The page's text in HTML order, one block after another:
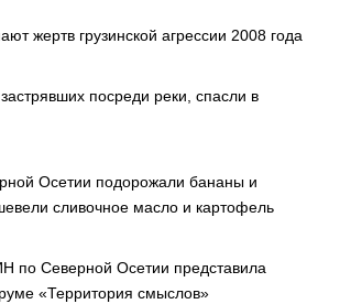
жертв грузинской агрессии 2008 года
посреди реки, спасли в
Осетии подорожали бананы и
сливочное масло и картофель
по Северной Осетии представила
«Территория смыслов»